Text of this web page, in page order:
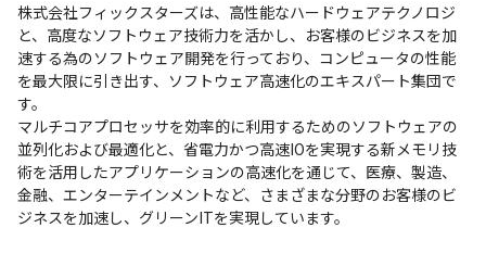
株式会社フィックスターズは、高性能なハードウェアテクノロジ
と、高度なソフトウェア技術力を活かし、お客様のビジネスを加
速する為のソフトウェア開発を行っており、コンピュータの性能
を最大限に引き出す、ソフトウェア高速化のエキスパート集団で
す。
マルチコアプロセッサを効率的に利用するためのソフトウェアの
並列化および最適化と、省電力かつ高速IOを実現する新メモリ技
術を活用したアプリケーションの高速化を通じて、医療、製造、
金融、エンターテインメントなど、さまざまな分野のお客様のビ
ジネスを加速し、グリーンITを実現しています。